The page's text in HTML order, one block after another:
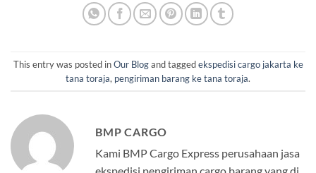
This entry was posted inOur Blogand taggedekspedisi cargo jakarta ke
tana toraja, pengiriman barang ke tana toraja.
BMP CARGO
Kami BMP Cargo Express perusahaan jasa